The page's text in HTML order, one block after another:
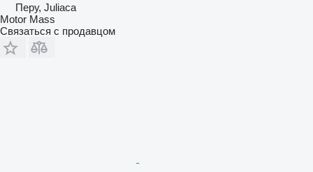
Перу, Juliaca
Motor Mass
Связаться с продавцом